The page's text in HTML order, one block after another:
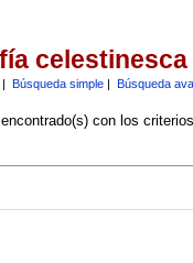
celestinesca
Búsqueda simple| Búsqueda
con los